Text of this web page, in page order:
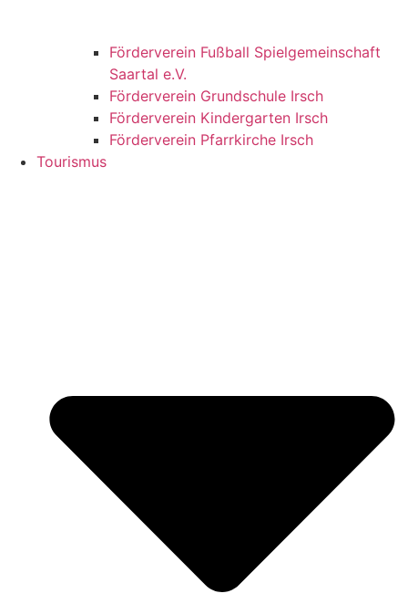
Förderverein Fußball Spielgemeinschaft
Saartal e.V.
Förderverein Grundschule Irsch
Förderverein Kindergarten Irsch
Förderverein Pfarrkirche Irsch
Tourismus